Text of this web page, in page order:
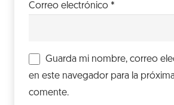
Correo electrónico *
Guarda mi nombre, correo
en este navegador para la
comente.